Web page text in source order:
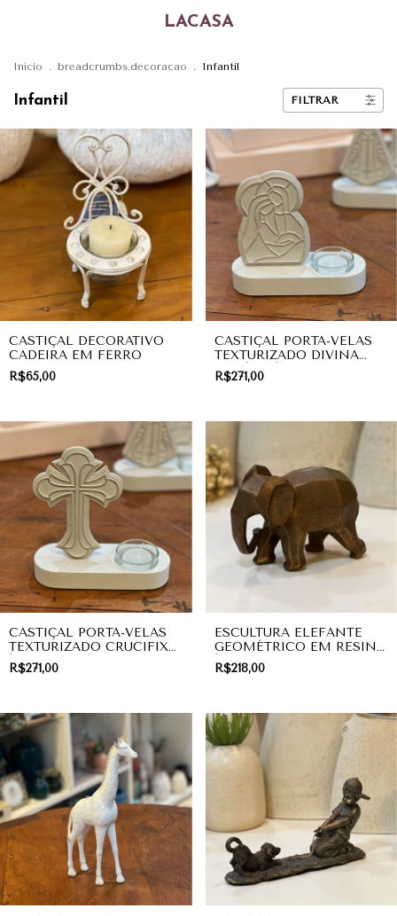
LACASA
Início . breadcrumbs.decoracao . Infantil
Infantil FILTRAR
CASTIÇAL DECORATIVO
CADEIRA EM FERRO
R$65,00
CASTIÇAL PORTA-VELAS
TEXTURIZADO DIVINA
FAMÍLIA | COLEÇÃO
DIVINA
R$271,00
CASTIÇAL PORTA-VELAS
TEXTURIZADO CRUCIFIXO
| COLEÇÃO DIVINA
R$271,00
ESCULTURA ELEFANTE
GEOMÉTRICO EM RESINA
| DECORAÇÃO
R$218,00